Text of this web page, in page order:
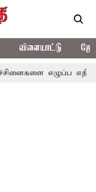
விளையாட்டு
எதிர்க்கட்சிகள்